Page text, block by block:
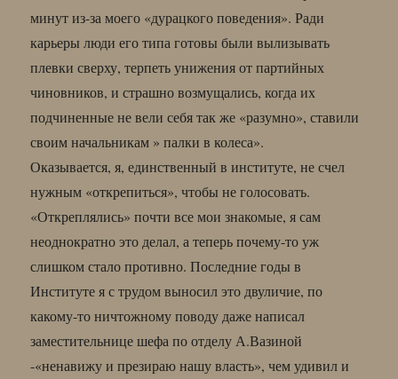
минут из-за моего «дурацкого поведения». Ради
карьеры люди его типа готовы были вылизывать
плевки сверху, терпеть унижения от партийных
чиновников, и страшно возмущались, когда их
подчиненные не вели себя так же «разумно», ставили
своим начальникам » палки в колеса».
Оказывается, я, единственный в институте, не счел
нужным «открепиться», чтобы не голосовать.
«Откреплялись» почти все мои знакомые, я сам
неоднократно это делал, а теперь почему-то уж
слишком стало противно. Последние годы в
Институте я с трудом выносил это двуличие, по
какому-то ничтожному поводу даже написал
заместительнице шефа по отделу А.Вазиной
-«ненавижу и презираю нашу власть», чем удивил и